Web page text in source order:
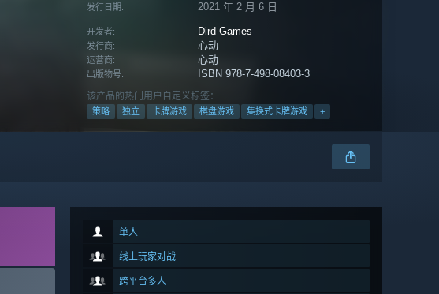
发行日期: 2021 年 2 月 6 日
开发者: Dird Games
发行商: 心动
运营商: 心动
出版物号: ISBN 978-7-498-08403-3
该产品的热门用户自定义标签：
策略 独立 卡牌游戏 棋盘游戏 集换式卡牌游戏 +
单人
线上玩家对战
跨平台多人